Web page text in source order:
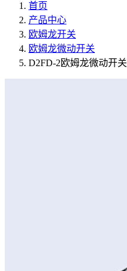
首页
产品中心
欧姆龙开关
欧姆龙微动开关
D2FD-2欧姆龙微动开关